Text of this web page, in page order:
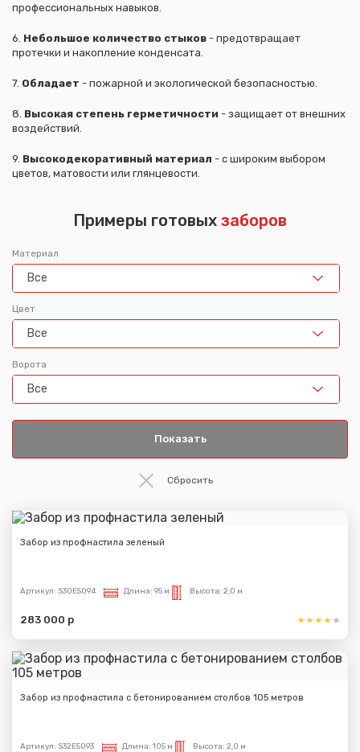
профессиональных навыков.
6. Небольшое количество стыков - предотвращает
протечки и накопление конденсата.
7. Обладает - пожарной и экологической безопасностью.
8. Высокая степень герметичности - защищает от внешних
воздействий.
9. Высокодекоративный материал - с широким выбором
цветов, матовости или глянцевости.
Примеры готовых заборов
Материал
Все
Цвет
Все
Ворота
Все
Забор из профнастила зеленый
Артикул: S30E5094 Длина: 95 м Высота: 2,0 м
283 000 р
Забор из профнастила с бетонированием столбов 105 метров
Артикул: S32E5093 Длина: 105 м Высота: 2,0 м